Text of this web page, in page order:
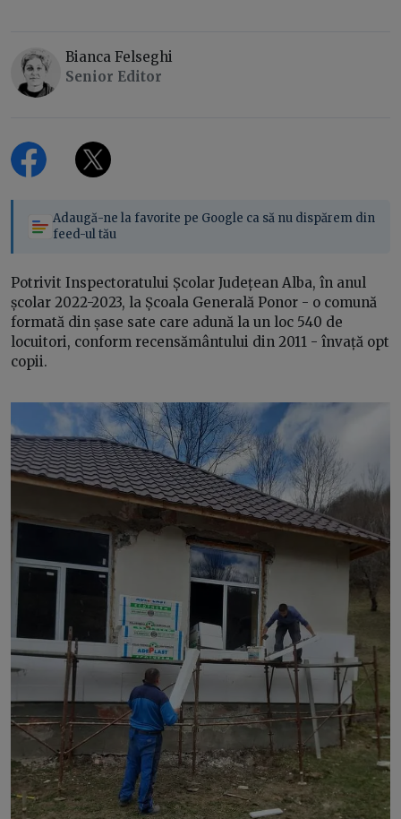
Bianca Felseghi
Senior Editor
Adaugă-ne la favorite pe Google ca să nu dispărem din
feed-ul tău
Potrivit Inspectoratului Școlar Județean Alba, în anul
școlar 2022-2023, la Școala Generală Ponor - o comună
formată din șase sate care adună la un loc 540 de
locuitori, conform recensământului din 2011 - învață opt
copii.